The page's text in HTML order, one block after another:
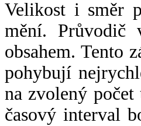
Velikost i směr
mění. Průvodič
obsahem. Tento
pohybují
na zvolený
časový interval